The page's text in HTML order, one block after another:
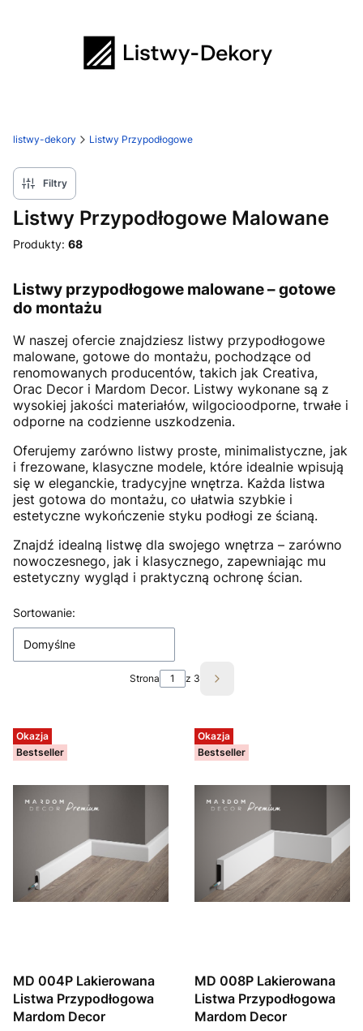
listwy-dekory Listwy Przypodłogowe
Filtry
Listwy Przypodłogowe Malowane
Produkty: 68
Listwy przypodłogowe malowane – gotowe
do montażu
W naszej ofercie znajdziesz listwy przypodłogowe
malowane, gotowe do montażu, pochodzące od
renomowanych producentów, takich jak Creativa,
Orac Decor i Mardom Decor. Listwy wykonane są z
wysokiej jakości materiałów, wilgocioodporne, trwałe i
odporne na codzienne uszkodzenia.
Oferujemy zarówno listwy proste, minimalistyczne, jak
i frezowane, klasyczne modele, które idealnie wpisują
się w eleganckie, tradycyjne wnętrza. Każda listwa
jest gotowa do montażu, co ułatwia szybkie i
estetyczne wykończenie styku podłogi ze ścianą.
Znajdź idealną listwę dla swojego wnętrza – zarówno
nowoczesnego, jak i klasycznego, zapewniając mu
estetyczny wygląd i praktyczną ochronę ścian.
Lista produktów
Sortowanie:
Domyślne
Strona z 3 Następne produkty
Okazja
Bestseller
MD 004P Lakierowana
Listwa Przypodłogowa
Mardom Decor
Okazja
Bestseller
MD 008P Lakierowana
Listwa Przypodłogowa
Mardom Decor